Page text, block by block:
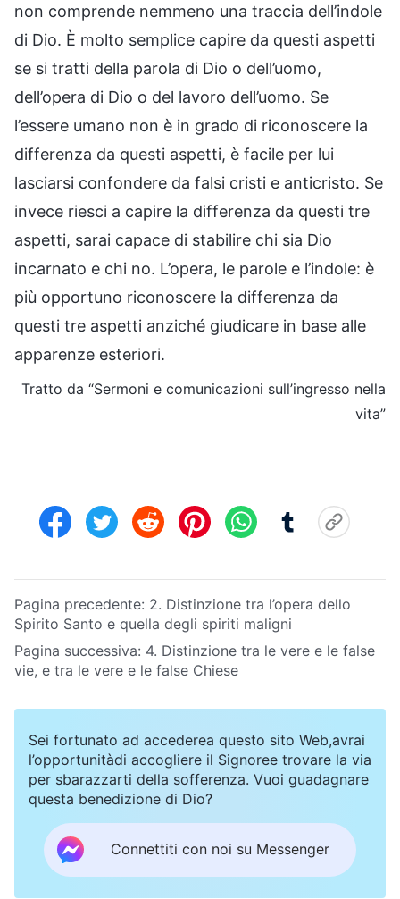
non comprende nemmeno una traccia dell’indole
di Dio. È molto semplice capire da questi aspetti
se si tratti della parola di Dio o dell’uomo,
dell’opera di Dio o del lavoro dell’uomo. Se
l’essere umano non è in grado di riconoscere la
differenza da questi aspetti, è facile per lui
lasciarsi confondere da falsi cristi e anticristo. Se
invece riesci a capire la differenza da questi tre
aspetti, sarai capace di stabilire chi sia Dio
incarnato e chi no. L’opera, le parole e l’indole: è
più opportuno riconoscere la differenza da
questi tre aspetti anziché giudicare in base alle
apparenze esteriori.
Tratto da “Sermoni e comunicazioni sull’ingresso nella
vita”
Pagina precedente: 2. Distinzione tra l’opera dello
Spirito Santo e quella degli spiriti maligni
Pagina successiva: 4. Distinzione tra le vere e le false
vie, e tra le vere e le false Chiese
Sei fortunato ad accederea questo sito Web,avrai
l’opportunitàdi accogliere il Signoree trovare la via
per sbarazzarti della sofferenza. Vuoi guadagnare
questa benedizione di Dio?
Connettiti con noi su Messenger